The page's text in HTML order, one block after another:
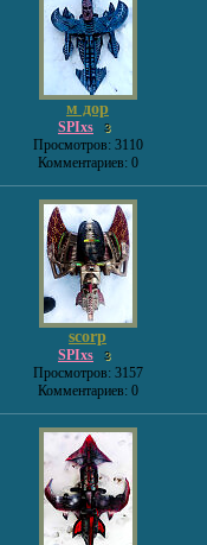
м дор
SPIxs 3
Просмотров: 3110
Комментариев: 0
scorp
SPIxs 3
Просмотров: 3157
Комментариев: 0